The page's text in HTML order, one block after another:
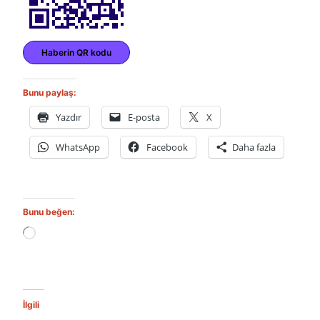
Haberin QR kodu
Bunu paylaş:
Yazdır E-posta X
WhatsApp Facebook Daha fazla
Bunu beğen:
Y
n
İlgili